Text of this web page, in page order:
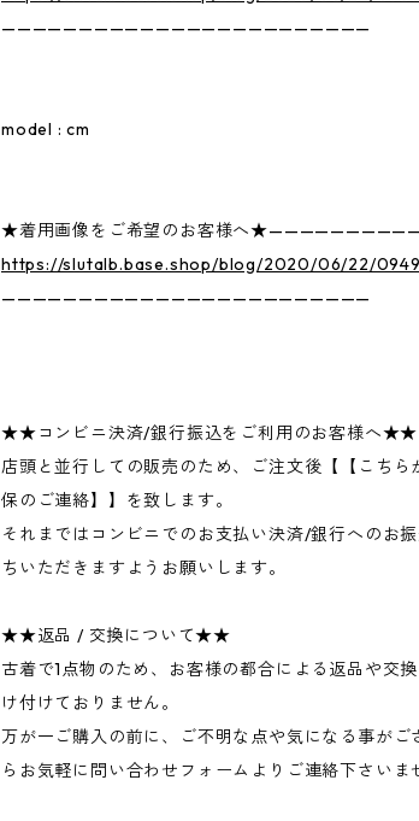
————————————————————————
model : cm
★着用画像をご希望のお客様へ★——————————
https://slutalb.base.shop/blog/2020/06/22/
————————————————————————
★★コンビニ決済/銀行振込をご利用のお客様へ★★
店頭と並行しての販売のため、ご注文後【【こちら
保のご連絡】】を致します。
それまではコンビニでのお支払い決済/銀行へのお
ちいただきますようお願いします。
★★返品 / 交換について★★
古着で1点物のため、お客様の都合による返品や交
け付けておりません。
万が一ご購入の前に、ご不明な点や気になる事がご
らお気軽に問い合わせフォームよりご連絡下さいま